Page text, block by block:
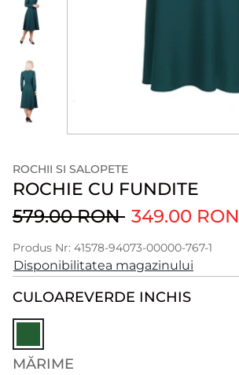
ROCHII SI SALOPETE
ROCHIE CU FUNDITE
579.00 RON 349.00 RON
Produs Nr: 41578-94073-00000-767-1
Disponibilitatea magazinului
CULOAREVERDE INCHIS
MĂRIME